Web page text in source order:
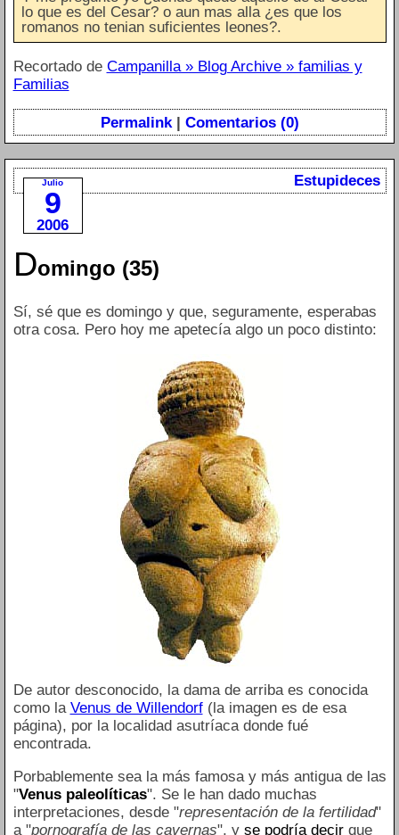
lo que es del Cesar? o aun mas alla ¿es que los
romanos no tenian suficientes leones?.
Recortado de Campanilla » Blog Archive » familias y
Familias
Permalink| Comentarios (0)
Julio
9
2006
Estupideces
Domingo (35)
Sí, sé que es domingo y que, seguramente, esperabas
otra cosa. Pero hoy me apetecía algo un poco distinto:
De autor desconocido, la dama de arriba es conocida
como la Venus de Willendorf(la imagen es de esa
página), por la localidad asutríaca donde fué
encontrada.
Porbablemente sea la más famosa y más antigua de las
"Venus paleolíticas". Se le han dado muchas
interpretaciones, desde "representación de la fertilidad"
a "pornografía de las cavernas", y se podría decirque